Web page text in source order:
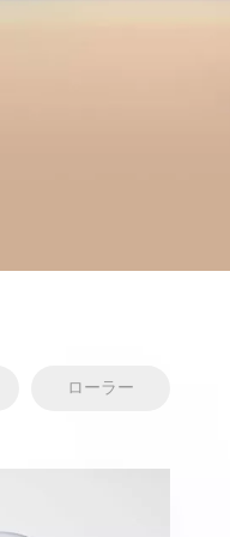
ローラー